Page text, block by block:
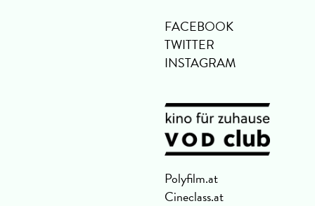
FACEBOOK
TWITTER
INSTAGRAM
Polyfilm.at
Cineclass.at